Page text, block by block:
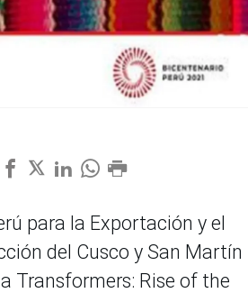
para la Exportación y el
del Cusco y San Martín
Transformers: Rise of the